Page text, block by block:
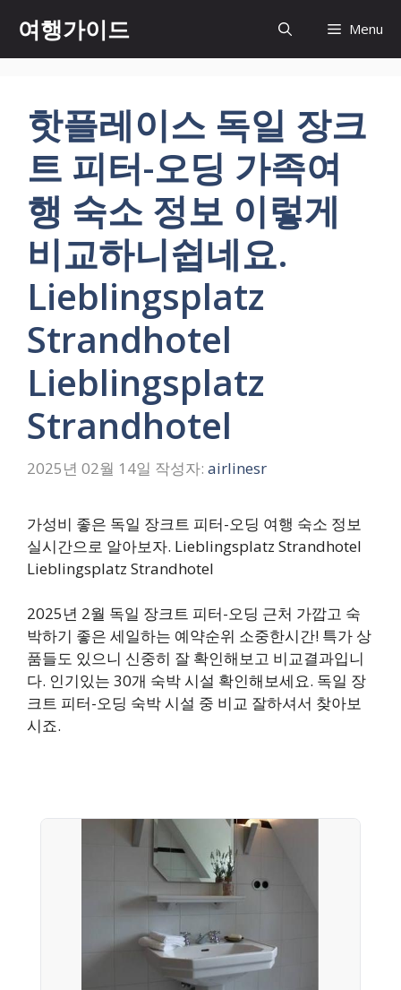
츠
여행가이드 Menu
핫플레이스 독일 장크
트 피터-오딩 가족여
행 숙소 정보 이렇게
비교하니쉽네요.
Lieblingsplatz
Strandhotel
Lieblingsplatz
Strandhotel
2025년 02월 14일 작성자: airlinesr
가성비 좋은 독일 장크트 피터-오딩 여행 숙소 정보
실시간으로 알아보자. Lieblingsplatz Strandhotel
Lieblingsplatz Strandhotel
2025년 2월 독일 장크트 피터-오딩 근처 가깝고 숙
박하기 좋은 세일하는 예약순위 소중한시간! 특가 상
품들도 있으니 신중히 잘 확인해보고 비교결과입니
다. 인기있는 30개 숙박 시설 확인해보세요. 독일 장
크트 피터-오딩 숙박 시설 중 비교 잘하셔서 찾아보
시죠.